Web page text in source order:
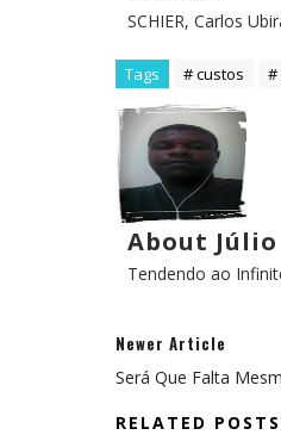
SCHIER, Carlos
Tags # custos #
About
Tendendo ao
Newer Article
Será Que Falta
RELATED